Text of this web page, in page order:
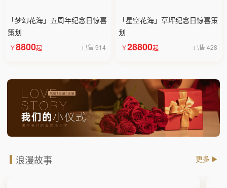
「梦幻花海」五周年纪念日惊喜
策划
8800 已售 914
「星空花海」草坪纪念日惊喜策
划
28800 已售 428
浪漫故事 更多